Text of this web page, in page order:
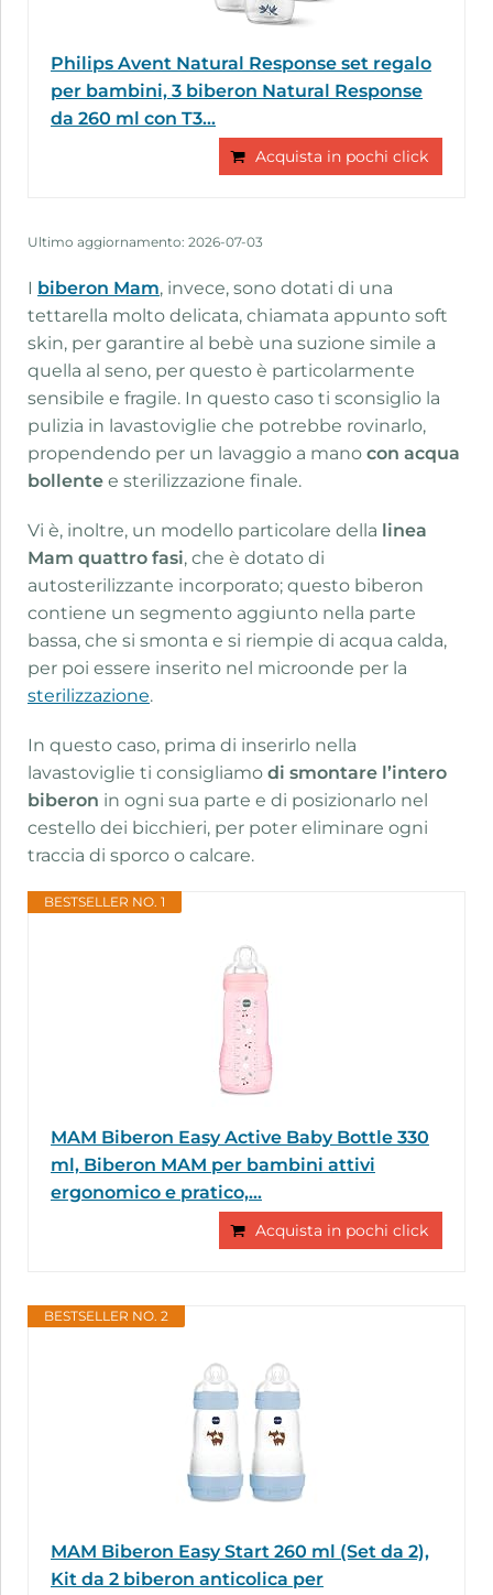
Philips Avent Natural Response set regalo
per bambini, 3 biberon Natural Response
da 260 ml con T3...
Acquista in pochi click
Ultimo aggiornamento: 2026-07-03
I biberon Mam, invece, sono dotati di una
tettarella molto delicata, chiamata appunto soft
skin, per garantire al bebè una suzione simile a
quella al seno, per questo è particolarmente
sensibile e fragile. In questo caso ti sconsiglio la
pulizia in lavastoviglie che potrebbe rovinarlo,
propendendo per un lavaggio a mano con acqua
bollente e sterilizzazione finale.
Vi è, inoltre, un modello particolare della linea
Mam quattro fasi, che è dotato di
autosterilizzante incorporato; questo biberon
contiene un segmento aggiunto nella parte
bassa, che si smonta e si riempie di acqua calda,
per poi essere inserito nel microonde per la
sterilizzazione.
In questo caso, prima di inserirlo nella
lavastoviglie ti consigliamo di smontare l’intero
biberon in ogni sua parte e di posizionarlo nel
cestello dei bicchieri, per poter eliminare ogni
traccia di sporco o calcare.
BESTSELLER NO. 1
MAM Biberon Easy Active Baby Bottle 330
ml, Biberon MAM per bambini attivi
ergonomico e pratico,...
Acquista in pochi click
BESTSELLER NO. 2
MAM Biberon Easy Start 260 ml (Set da 2),
Kit da 2 biberon anticolica per